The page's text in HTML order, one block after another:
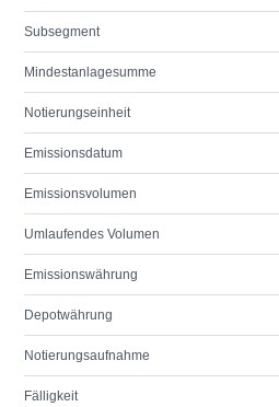
Subsegment
Mindestanlagesumme
Notierungseinheit
Emissionsdatum
Emissionsvolumen
Umlaufendes Volumen
Emissionswährung
Depotwährung
Notierungsaufnahme
Fälligkeit